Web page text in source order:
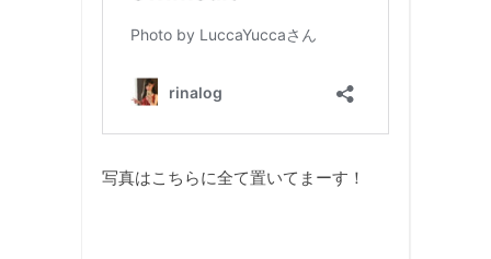
写真はこちらに全て置いてまーす！